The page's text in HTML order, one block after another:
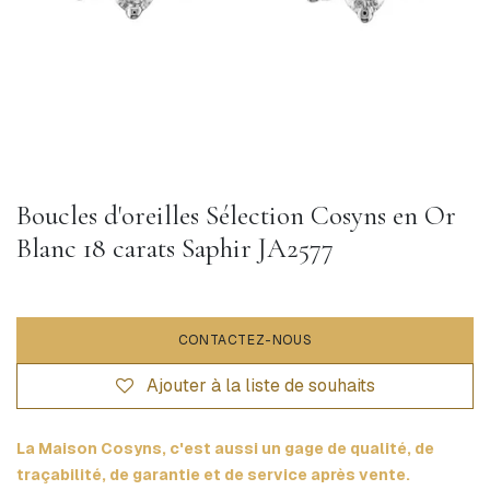
Boucles d'oreilles Sélection Cosyns en Or
Blanc 18 carats Saphir JA2577
CONTACTEZ-NOUS
Ajouter à la liste de souhaits
La Maison Cosyns, c'est aussi un gage de qualité, de
traçabilité, de garantie et de service après vente.